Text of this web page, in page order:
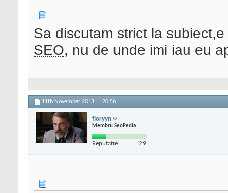
Sa discutam strict la
SEO, nu de unde imi iau eu
11th November 2013, 20:56
floryyn
Membru SeoPedia
Reputatie: 29